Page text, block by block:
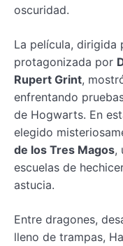
oscuridad.
La película, dirigida
protagonizada por
Rupert Grint,
enfrentando
de Hogwarts. En
elegido
de los Tres Magos,
escuelas de
astucia.
Entre dragones,
lleno de trampas,